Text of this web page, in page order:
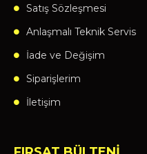
Satış Sözleşmesi
Anlaşmalı Teknik Servis
İade ve Değişim
Siparişlerim
İletişim